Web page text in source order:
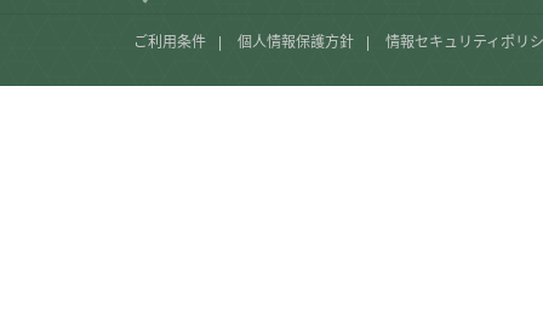
ご利用条件 個人情報保護方針 情報セキュリティポリ